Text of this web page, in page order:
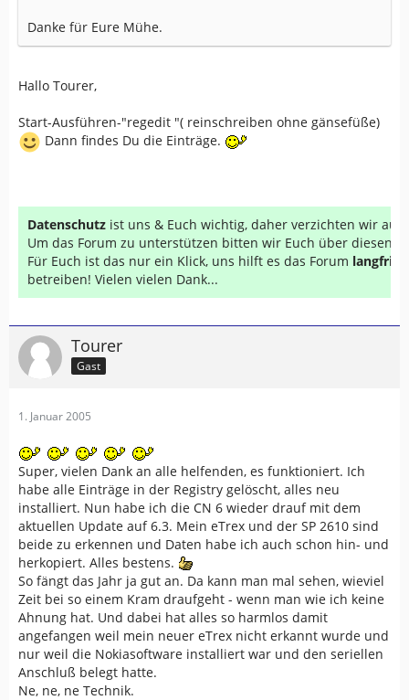
Danke für Eure Mühe.
Hallo Tourer,
Start-Ausführen-"regedit "( reinschreiben ohne gänsefüße)
Dann findes Du die Einträge.
Datenschutz ist uns & Euch wichtig, daher verzichten wir auf
Um das Forum zu unterstützen bitten wir Euch über diesen
Für Euch ist das nur ein Klick, uns hilft es das Forum
betreiben! Vielen vielen Dank...
Tourer
Gast
1. Januar 2005
Super, vielen Dank an alle helfenden, es funktioniert. Ich
habe alle Einträge in der Registry gelöscht, alles neu
installiert. Nun habe ich die CN 6 wieder drauf mit dem
aktuellen Update auf 6.3. Mein eTrex und der SP 2610 sind
beide zu erkennen und Daten habe ich auch schon hin- und
herkopiert. Alles bestens.
So fängt das Jahr ja gut an. Da kann man mal sehen, wieviel
Zeit bei so einem Kram draufgeht - wenn man wie ich keine
Ahnung hat. Und dabei hat alles so harmlos damit
angefangen weil mein neuer eTrex nicht erkannt wurde und
nur weil die Nokiasoftware installiert war und den seriellen
Anschluß belegt hatte.
Ne, ne, ne Technik.